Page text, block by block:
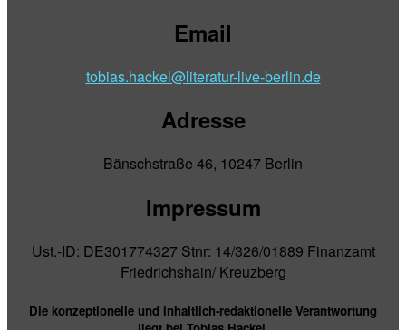
Email
tobias.hackel@literatur-live-berlin.de
Adresse
Bänschstraße 46, 10247 Berlin
Impressum
Ust.-ID: DE301774327 Stnr: 14/326/01889 Finanzamt
Friedrichshain/ Kreuzberg
Die konzeptionelle und inhaltlich-redaktionelle Verantwortung